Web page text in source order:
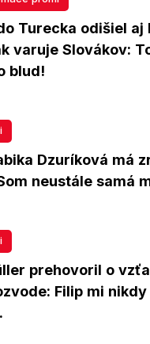
Turecka odišiel aj
varuje Slovákov:
blud!
Dzuríková má
neustále samá
prehovoril o
Filip mi nikdy